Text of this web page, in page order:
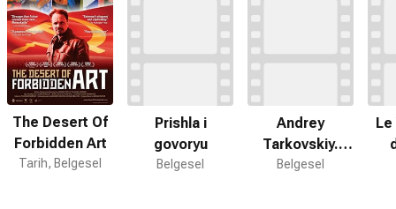
The Desert Of
Forbidden Art
Tarih, Belgesel
Prishla i
govoryu
Belgesel
Andrey
Tarkovskiy.
Vospominanie
Belgesel
Le